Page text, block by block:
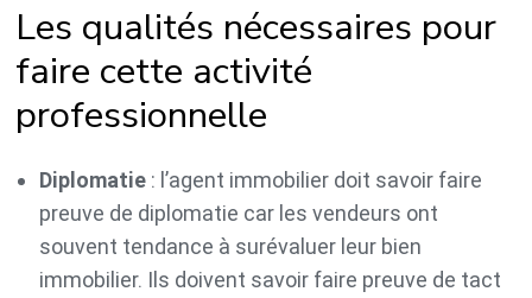
Les qualités nécessaires pour
faire cette activité
professionnelle
Diplomatie : l’agent immobilier doit savoir faire
preuve de diplomatie car les vendeurs ont
souvent tendance à surévaluer leur bien
immobilier. Ils doivent savoir faire preuve de tact